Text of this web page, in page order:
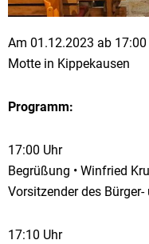
Am 01.12.2023 ab
Motte in Kippekausen
Programm:
17:00 Uhr
Begrüßung • Winfried
Vorsitzender des
17:10 Uhr